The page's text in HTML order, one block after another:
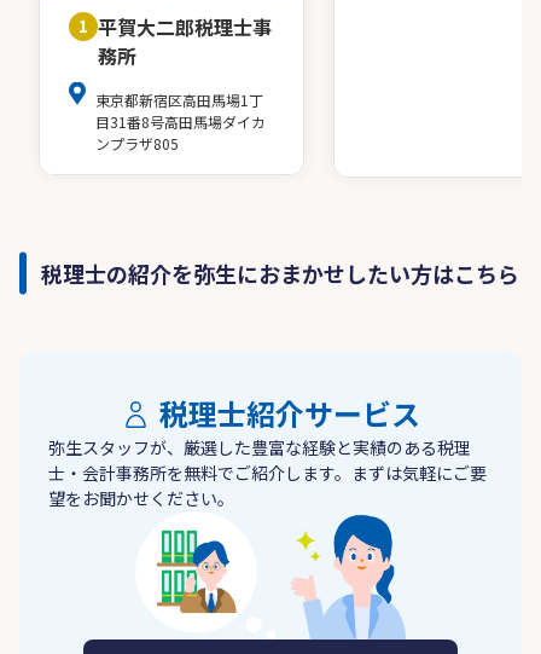
1 平賀大二郎税理士事
務所
東京都新宿区高田馬場1丁
目31番8号高田馬場ダイカ
ンプラザ805
税理士の紹介を弥生におまかせしたい方はこちら
税理士紹介サービス
弥生スタッフが、厳選した豊富な経験と実績のある税理
士・会計事務所を無料でご紹介します。まずは気軽にご要
望をお聞かせください。